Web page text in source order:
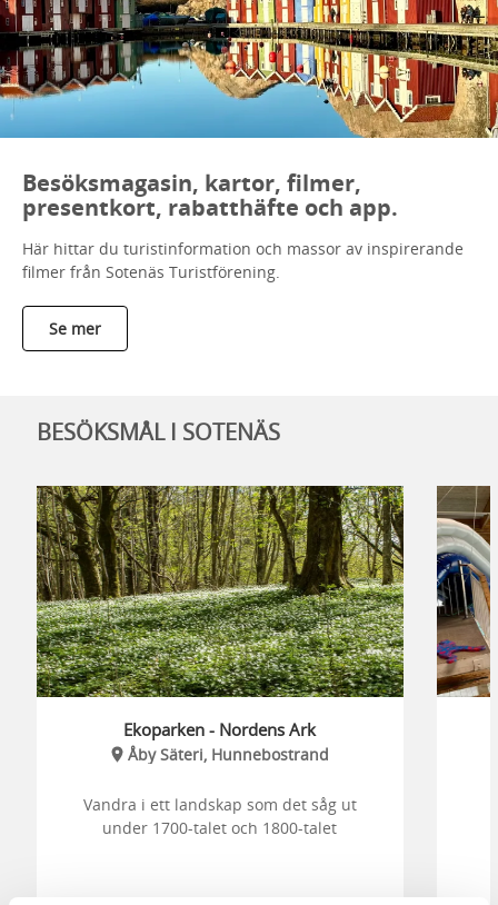
Besöksmagasin, kartor, filmer,
presentkort, rabatthäfte och app.
Här hittar du turistinformation och massor av inspirerande
filmer från Sotenäs Turistförening.
Se mer
BESÖKSMÅL I SOTENÄS
Ekoparken - Nordens Ark
Åby Säteri, Hunnebostrand
Vandra i ett landskap som det såg ut
under 1700-talet och 1800-talet